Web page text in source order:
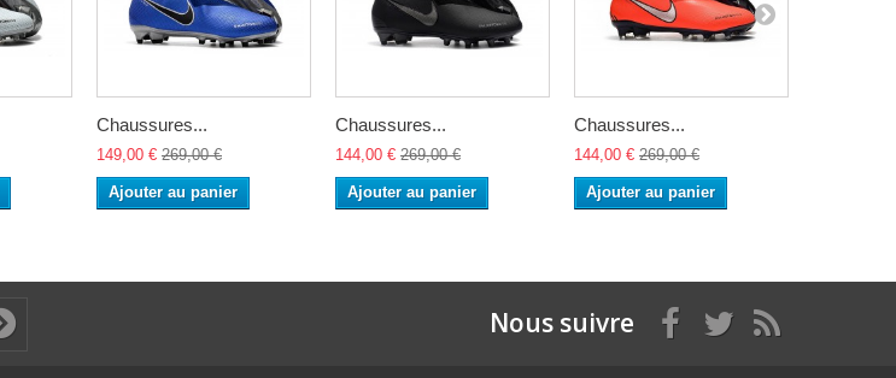
Chaussures...
149,00 € 269,00 €
Ajouter au panier
Chaussures...
144,00 € 269,00 €
Ajouter au panier
Chaussures...
144,00 € 269,00 €
Ajouter au panier
Nous suivre